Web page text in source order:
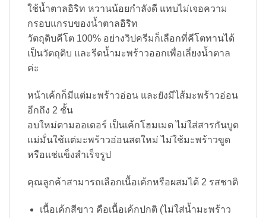
ใช้น้ำตาลอิริท หวานน้อยกำลังดี แทบไม่เจอความ
กรอบแกรบของน้ำตาลอิริท
วัตถุดิบคีโต 100% อย่างวิปครีมก็เลือกที่คีโตทานได้
เป็นวัตถุดิบ และรีดน้ำมะพร้าวออกเพื่อเลี่ยงน้ำตาล
ค่ะ
หน้าเค้กก็มีแต่มะพร้าวอ่อน และยังมีไส้มะพร้าวอ่อน
อีกถึง 2 ชั้น
อบใหม่ตามออเดอร์ เป็นเค้กโฮมเมด ไม่ใส่สารกันบูด
แม่มั่นใช้แต่มะพร้าวอ่อนสดใหม่ ไม่ใช้มะพร้าวขูด
หรือแช่แข็งสำเร็จรูป
คุณลูกค้าสามารถเลือกเนื้อเค้กหรือผสมได้ 2 รสชาติ
เนื้อเค้กสีขาว คือเนื้อเค้กปกติ (ไม่ใส่น้ำมะพร้าว